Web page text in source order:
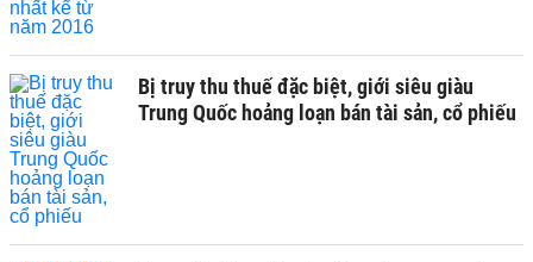
Bị truy thu thuế đặc biệt, giới siêu giàu
Trung Quốc hoảng loạn bán tài sản, cổ phiếu